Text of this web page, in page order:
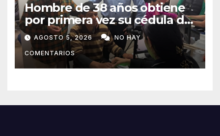
Hombre de 38 años obtiene
por primera vez su cédula de
identidad en Concepción
AGOSTO 5, 2026 NO HAY
COMENTARIOS